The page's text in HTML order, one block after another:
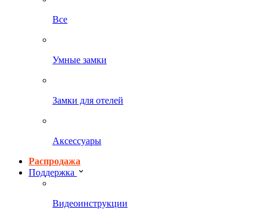
Все
Умные замки
Замки для отелей
Аксессуары
Распродажа
Поддержка
Видеоинструкции